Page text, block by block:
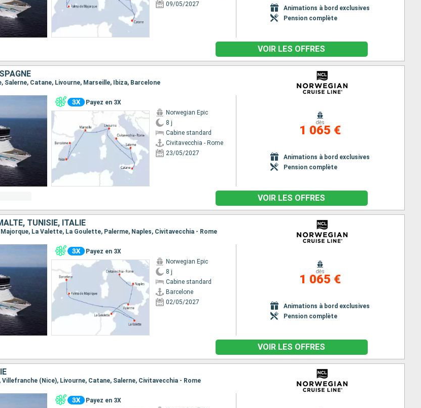
09/05/2027
Animations à bord exclusives
Pension complète
VOIR LES OFFRES
Salerne, Catane, Livourne, Marseille, Ibiza, Barcelone
Payez en 3X
Norwegian Epic
8 j
Cabine standard
Civitavecchia - Rome
23/05/2027
dès
1 065 €
Animations à bord exclusives
Pension complète
VOIR LES OFFRES
TUNISIE, ITALIE
La Valette, La Goulette, Palerme, Naples, Civitavecchia - Rome
Payez en 3X
Norwegian Epic
8 j
Cabine standard
Barcelone
02/05/2027
dès
1 065 €
Animations à bord exclusives
Pension complète
VOIR LES OFFRES
(Nice), Livourne, Catane, Salerne, Civitavecchia - Rome
Payez en 3X